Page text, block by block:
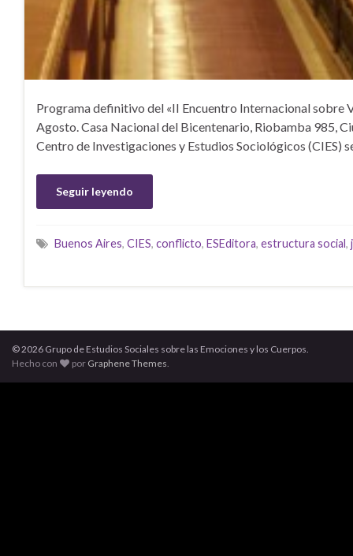
Programa definitivo del «II Encuentro Internacional sobre
Agosto. Casa Nacional del Bicentenario, Riobamba 985,
Centro de Investigaciones y Estudios Sociológicos (CIES)
Seguir leyendo
Buenos Aires, CIES, conflicto, ESEditora, estructura social,
© 2026 Grupo de Estudios Sociales sobre las Emociones y los Cuerpos.
Hecho con
por Graphene Themes.